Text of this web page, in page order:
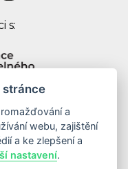
s:
s.r.o.
49
7
stránce
a
webu, zajištění
a ke zlepšení a
nastavení.